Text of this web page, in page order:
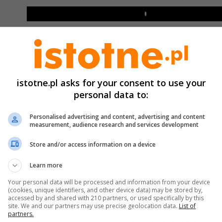
Play
zareagowali mundurowi?
Natychmiast uruchomiono wewnętrzne
istotne.pl asks for your consent to use your
personal data to:
Personalised advertising and content, advertising and content
measurement, audience research and services development
Store and/or access information on a device
Learn more
Your personal data will be processed and information from your device
(cookies, unique identifiers, and other device data) may be stored by,
accessed by and shared with 210 partners, or used specifically by this
site. We and our partners may use precise geolocation data. List of
partners.